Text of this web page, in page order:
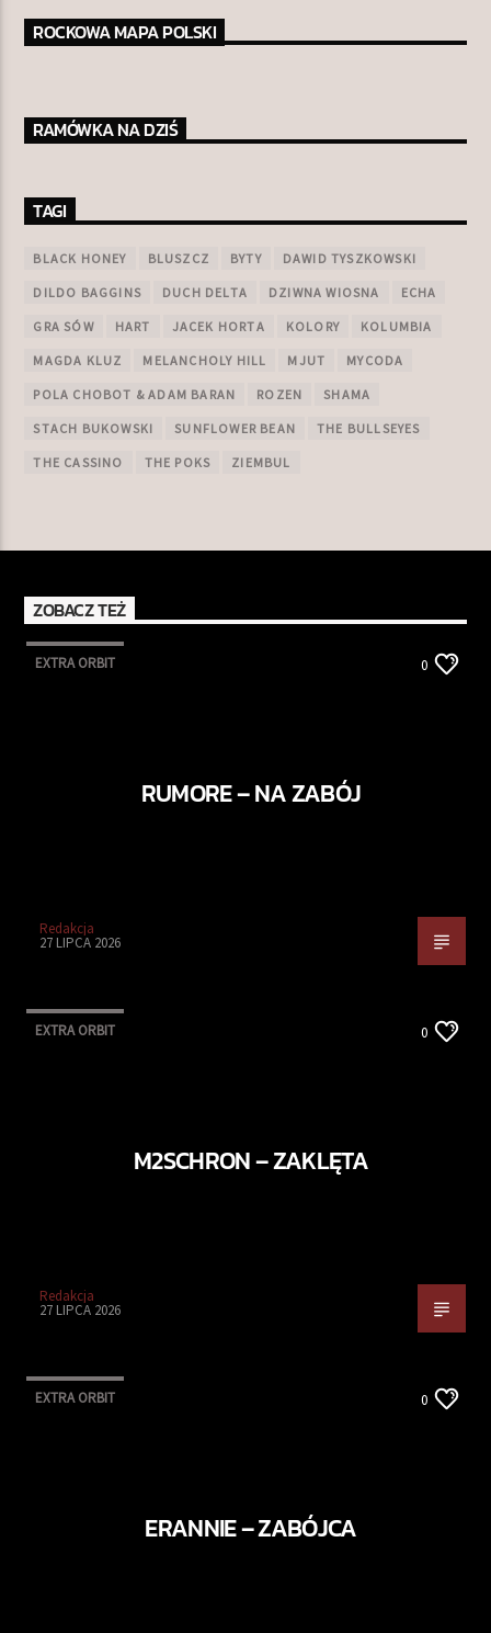
ROCKOWA MAPA POLSKI
RAMÓWKA NA DZIŚ
TAGI
BLACK HONEY BLUSZCZ BYTY DAWID TYSZKOWSKI
DILDO BAGGINS DUCH DELTA DZIWNA WIOSNA ECHA
GRA SÓW HART JACEK HORTA KOLORY KOLUMBIA
MAGDA KLUZ MELANCHOLY HILL MJUT MYCODA
POLA CHOBOT & ADAM BARAN ROZEN SHAMA
STACH BUKOWSKI SUNFLOWER BEAN THE BULLSEYES
THE CASSINO THE POKS ZIEMBUL
ZOBACZ TEŻ
EXTRA ORBIT 0
RUMORE – NA ZABÓJ
Redakcja
27 LIPCA 2026
EXTRA ORBIT 0
M2SCHRON – ZAKLĘTA
Redakcja
27 LIPCA 2026
EXTRA ORBIT 0
ERANNIE – ZABÓJCA